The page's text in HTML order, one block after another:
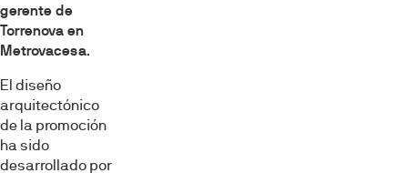
gerente de
Torrenova en
Metrovacesa.
El diseño
arquitectónico
de la promoción
ha sido
desarrollado por